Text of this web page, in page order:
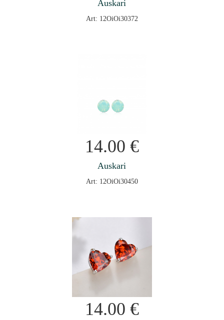
Auskari
Art: 12OiOi30372
14.00 €
Auskari
Art: 12OiOi30450
14.00 €